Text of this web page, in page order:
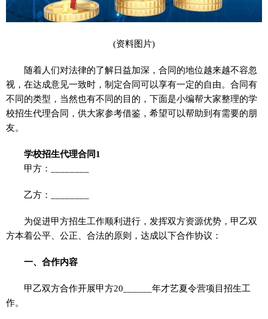
(资料图片)
随着人们对法律的了解日益加深，合同的地位越来越不容忽
视，在达成意见一致时，制定合同可以享有一定的自由。合同有
不同的类型，当然也有不同的目的，下面是小编帮大家整理的学
校招生代理合同，供大家参考借鉴，希望可以帮助到有需要的朋
友。
学校招生代理合同1
甲方：________
乙方：________
为促进甲方招生工作顺利进行，发挥双方资源优势，甲乙双
方本着公平、公正、合法的原则，达成以下合作协议：
一、合作内容
甲乙双方合作开展甲方20______年才艺夏令营项目招生工
作。